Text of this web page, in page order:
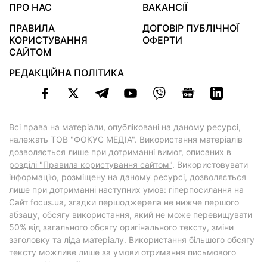
ПРО НАС
ВАКАНСІЇ
ПРАВИЛА
КОРИСТУВАННЯ
САЙТОМ
ДОГОВІР ПУБЛІЧНОЇ
ОФЕРТИ
РЕДАКЦІЙНА ПОЛІТИКА
Всі права на матеріали, опубліковані на даному ресурсі,
належать ТОВ "ФОКУС МЕДІА". Використання матеріалів
дозволяється лише при дотриманні вимог, описаних в
розділі "Правила користування сайтом". Використовувати
інформацію, розміщену на даному ресурсі, дозволяється
лише при дотриманні наступних умов: гіперпосилання на
Cайт focus.ua, згадки першоджерела не нижче першого
абзацу, обсягу використання, який не може перевищувати
50% від загального обсягу оригінального тексту, зміни
заголовку та ліда матеріалу. Використання більшого обсягу
тексту можливе лише за умови отримання письмового